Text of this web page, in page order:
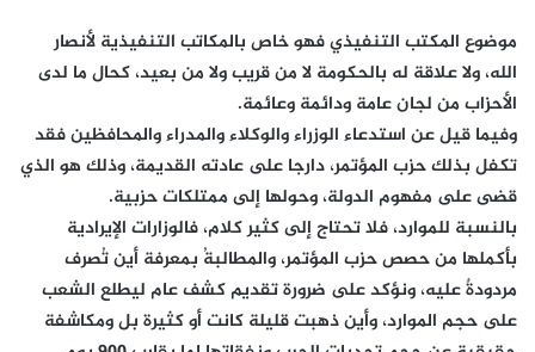
موضوع المكتب التنفيذي فهو خاص بالمكاتب التنفيذية لأنصار
الله، ولا علاقة له بالحكومة لا من قريب ولا من بعيد، كحال ما لدى
الأحزاب من لجان عامة ودائمة وعائمة.
وفيما قيل عن استدعاء الوزراء والوكلاء والمدراء والمحافظين فقد
تكفل بذلك حزب المؤتمر، دارجا على عادته القديمة، وذلك هو الذي
قضى على مفهوم الدولة، وحولها إلى ممتلكات حزبية.
بالنسبة للموارد، فلا تحتاج إلى كثير كلام، فالوزارات الإيرادية
بأكملها من حصص حزب المؤتمر، والمطالبةُ بمعرفة أين تُصرف
مردودةٌ عليه، ونؤكد على ضرورة تقديم كشف عام ليطلع الشعب
على حجم الموارد، وأين ذهبت قليلة كانت أو كثيرة بل ومكاشفة